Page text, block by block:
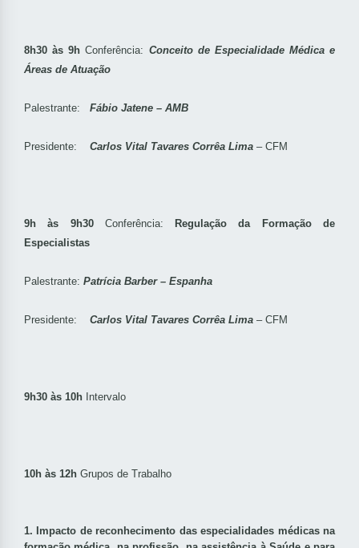
8h30 às 9h Conferência: Conceito de Especialidade Médica e
Áreas de Atuação
Palestrante: Fábio Jatene – AMB
Presidente: Carlos Vital Tavares Corrêa Lima – CFM
9h às 9h30 Conferência:
Regulação da Formação de
Especialistas
Palestrante: Patrícia Barber – Espanha
Presidente: Carlos Vital Tavares Corrêa Lima – CFM
9h30 às 10h Intervalo
10h às 12h Grupos de Trabalho
1.
Impacto de reconhecimento das especialidades médicas na